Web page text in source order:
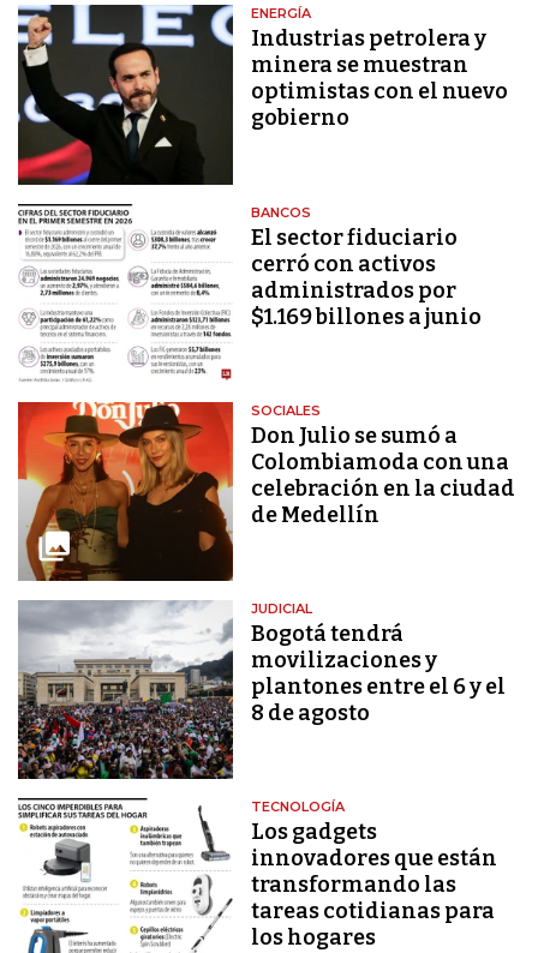
ENERGÍA
Industrias petrolera y
minera se muestran
optimistas con el nuevo
gobierno
BANCOS
El sector fiduciario
cerró con activos
administrados por
$1.169 billones a junio
SOCIALES
Don Julio se sumó a
Colombiamoda con una
celebración en la ciudad
de Medellín
JUDICIAL
Bogotá tendrá
movilizaciones y
plantones entre el 6 y el
8 de agosto
TECNOLOGÍA
Los gadgets
innovadores que están
transformando las
tareas cotidianas para
los hogares